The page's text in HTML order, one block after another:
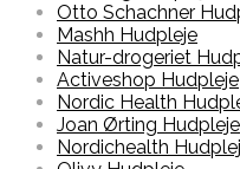
Otto Schachner
Mashh Hudpleje
Natur-drogeriet
Activeshop Hudpleje
Nordic Health
Joan Ørting Hudpleje
Nordichealth